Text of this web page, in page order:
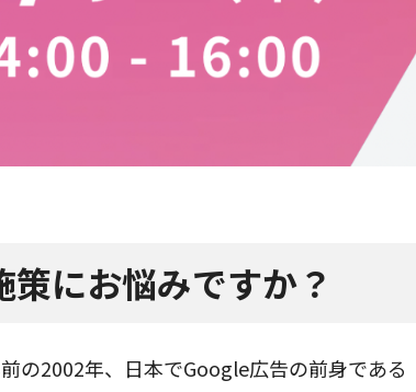
策にお悩みですか？
の2002年、日本でGoogle広告の前身である